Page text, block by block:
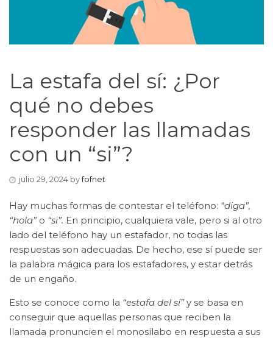
La estafa del sí: ¿Por
qué no debes
responder las llamadas
con un “si”?
julio 29, 2024 byfofnet
Hay muchas formas de contestar el teléfono: “diga”,
“hola” o “si”. En principio, cualquiera vale, pero si al otro
lado del teléfono hay un estafador, no todas las
respuestas son adecuadas. De hecho, ese sí puede ser
la palabra mágica para los estafadores, y estar detrás
de un engaño.
Esto se conoce como la “estafa del sí” y se basa en
conseguir que aquellas personas que reciben la
llamada pronuncien el monosílabo en respuesta a sus